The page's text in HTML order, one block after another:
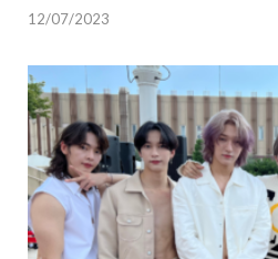
12/07/2023